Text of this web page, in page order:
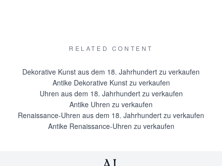
RELATED CONTENT
Dekorative Kunst aus dem 18. Jahrhundert zu verkaufen
Antike Dekorative Kunst zu verkaufen
Uhren aus dem 18. Jahrhundert zu verkaufen
Antike Uhren zu verkaufen
Renaissance-Uhren aus dem 18. Jahrhundert zu verkaufen
Antike Renaissance-Uhren zu verkaufen